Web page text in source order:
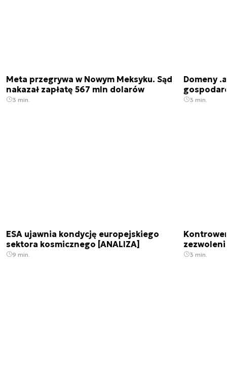
Meta przegrywa w Nowym Meksyku. Sąd
nakazał zapłatę 567 mln dolarów
3 min.
Domeny
3 min.
ESA ujawnia kondycję europejskiego
sektora kosmicznego [ANALIZA]
9 min. 3 min.